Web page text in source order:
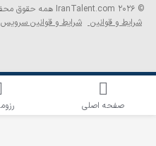
اطلاع‌رسانی شغلی را برای این
© 2026 IranTalent.com
همه حقوق
شرایط و قوانین شرایط و قوانین
صفحه اصلی